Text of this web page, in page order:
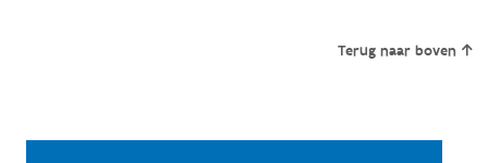
Terug naar boven